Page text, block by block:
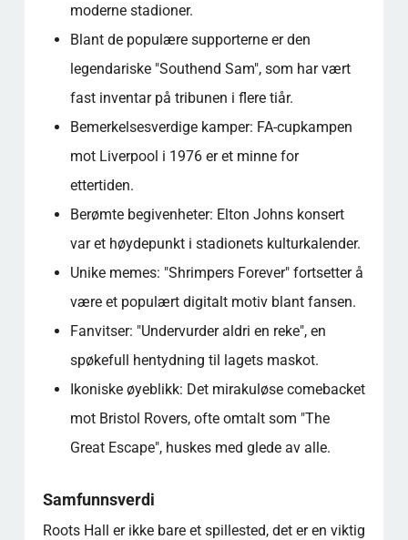
moderne stadioner.
Blant de populære supporterne er den
legendariske "Southend Sam", som har vært
fast inventar på tribunen i flere tiår.
Bemerkelsesverdige kamper: FA-cupkampen
mot Liverpool i 1976 er et minne for
ettertiden.
Berømte begivenheter: Elton Johns konsert
var et høydepunkt i stadionets kulturkalender.
Unike memes: "Shrimpers Forever" fortsetter å
være et populært digitalt motiv blant fansen.
Fanvitser: "Undervurder aldri en reke", en
spøkefull hentydning til lagets maskot.
Ikoniske øyeblikk: Det mirakuløse comebacket
mot Bristol Rovers, ofte omtalt som "The
Great Escape", huskes med glede av alle.
Samfunnsverdi
Roots Hall er ikke bare et spillested, det er en viktig